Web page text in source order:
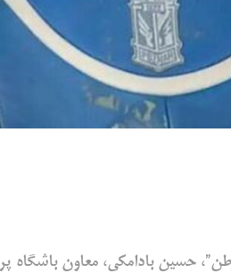
حسین بادامکی، معاون باشگاه